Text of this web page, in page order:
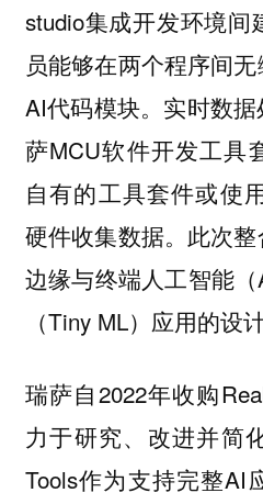
studio集成开发环境间
员能够在两个程序间
AI代码模块。实时数
萨MCU软件开发工具
自有的工具套件或使
硬件收集数据。此次
边缘与终端人工智能
（Tiny ML）应用的设
瑞萨自2022年收购
力于研究、改进并简
Tools作为支持完整AI